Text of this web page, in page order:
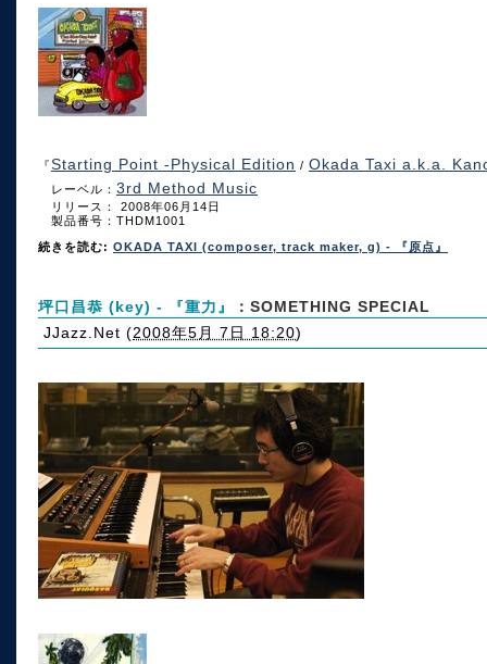
『Starting Point -Physical Edition / Okada Taxi a.k.a.
レーベル： 3rd Method Music
リリース： 2008年06月14日
製品番号：THDM1001
続きを読む: OKADA TAXI (composer, track maker, g) - 『原点』
坪口昌恭 (key) - 『重力』
：SOMETHING SPECIAL
JJazz.Net (2008年5月 7日 18:20)